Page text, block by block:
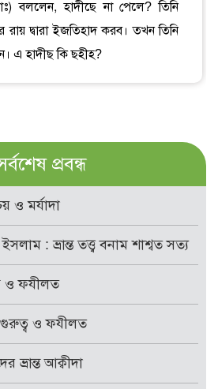
বললেন, হাদীছে না পেলে? তিনি
দ্বারা ইজতিহাদ করব। তখন তিনি
এ হাদীছ কি ছহীহ?
প্রবন্ধ
ও মর্যাদা
: ভ্রান্ত তত্ত্ব বনাম শাশ্বত সত্য
ও ফযীলত
ও ফযীলত
ভ্রান্ত আক্বীদা